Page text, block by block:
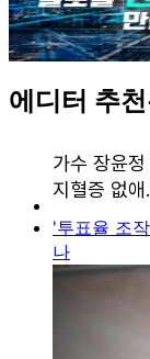
에디터 추
'투표율 조
나